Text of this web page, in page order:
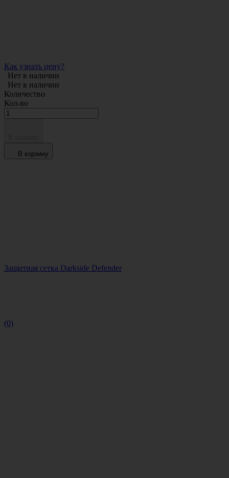
Как узнать цену?
Нет в наличии
Нет в наличии
Количество
Кол-во
В корзину
Защитная сетка Darkside Defender
(0)